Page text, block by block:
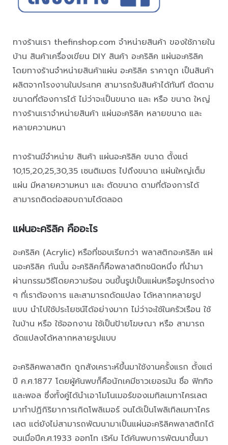
ทางร้านเรา thefinshop.com จำหน่ายสินค้า ของใช้ภายใน
บ้าน สินค้าเครื่องเขียน DIY สินค้า อะคริลิค แผ่นอะคริลิค
โดยทางร้านจำหน่ายสินค้าแผ่น อะคริลิค ราคาถูก เป็นสินค้า
ผลิตจากโรงงานในประเทศ สามารถรับสินค้าได้ทันที ตัดตาม
ขนาดที่ต้องการได้ ไม่ว่าจะเป็นขนาด และ หรือ ขนาด ใหญ่
ทางร้านเราจำหน่ายสินค้า แผ่นอะคริลิค หลายขนาด และ
หลายความหนา
ทางร้านมีจำหน่าย สินค้า แผ่นอะคริลิค ขนาด ตั้งแต่
10,15,20,25,30,35 เซนติเมตร ไปถึงขนาด แผ่นใหญ่เต็ม
แผ่น มีหลายความหนา และ ตัดขนาด ตามที่ต้องการได้
สามารถติดต่อสอบถามได้ตลอด
แผ่นอะคริลิค คืออะไร
อะคริลิค (Acrylic) หรือที่ชอบเรียกว่า พลาสติกอะคริลิค แผ่
นอะคริลิค กันนั้น อะคริลิคก็คือพลาสติกชนิดหนึ่ง ที่นำมา
ผ่านกรรมวิธีโดยความร้อน จนขึ้นรูปเป็นแผ่นหรือรูปทรงต่าง
ๆ ที่เราต้องการ และสามารถดัดแปลง ได้หลากหลายรูป
แบบ นำไปใช้ประโยชน์ได้อย่างมาก ไม่ว่าจะใช้ในครัวเรือน ใช้
ในบ้าน หรือ ใช้ออกงาน ใช้เป็นป้ายโฆษณา หรือ สามารถ
ดัดแปลงได้หลากหลายรูปแบบ
อะคริลิคพลาสติก ถูกสังเคราะห์ขึ้นมาใช้งานครั้งแรก ตั้งแต่
ปี ค.ศ.1877 โดยผู้ค้นพบก็คือนักเคมีชาวเยอรมัน ชื่อ ฟิททิจ
และพอล ซึ่งทั้งคู่ได้นำเอาโมโนเมอร์ของเมทิลเมทาไครเลต
มาทำปฏิกิริยาการเกิดโพลิเมอร์ จนได้เป็นโพลิเทิลเมทาไคร
เลต แต่ยังไม่สามารถพัฒนามาเป็นแผ่นอะคริลิคพลาสติกได้
จนเมื่อปีค.ศ.1933 ออทโท เริห์ม ได้ค้นพบการพัฒนาขึ้นมา